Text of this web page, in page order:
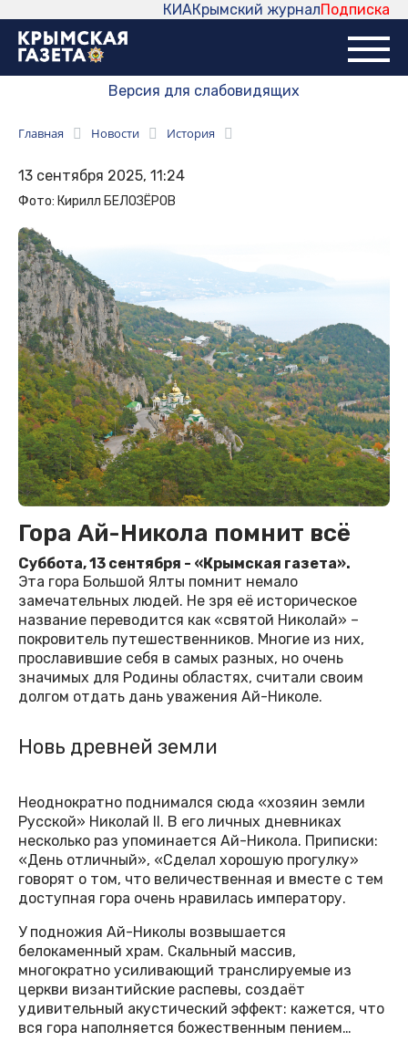
Подписка
Крымский журнал
КИА
Версия для слабовидящих
Главная Новости История
13 сентября 2025, 11:24
Фото: Кирилл БЕЛОЗЁРОВ
Гора Ай-Никола помнит всё
Суббота, 13 сентября - «Крымская газета».
Эта гора Большой Ялты помнит немало
замечательных людей. Не зря её историческое
название переводится как «святой Николай» –
покровитель путешественников. Многие из них,
прославившие себя в самых разных, но очень
значимых для Родины областях, считали своим
долгом отдать дань уважения Ай-Николе.
Новь древней земли
Неоднократно поднимался сюда «хозяин земли
Русской» Николай II. В его личных дневниках
несколько раз упоминается Ай-Никола. Приписки:
«День отличный», «Сделал хорошую прогулку»
говорят о том, что величественная и вместе с тем
доступная гора очень нравилась императору.
У подножия Ай-Николы возвышается
белокаменный храм. Скальный массив,
многократно усиливающий транслируемые из
церкви византийские распевы, создаёт
удивительный акустический эффект: кажется, что
вся гора наполняется божественным пением…